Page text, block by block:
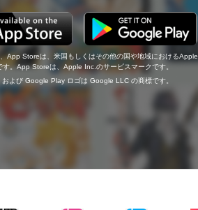
App Storeは、米国もしくはその他の国や地域におけるApple
す。App Storeは、Apple Inc.のサービスマークです。
よび Google Play ロゴは Google LLC の商標です。